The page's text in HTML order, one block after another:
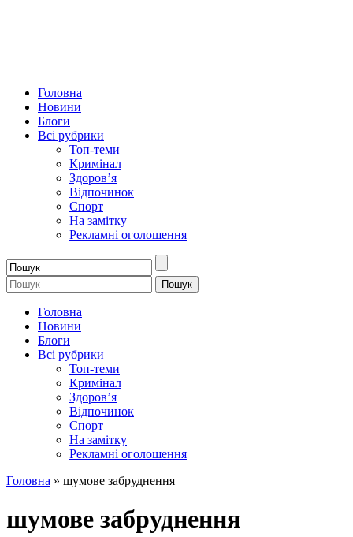
Головна
Новини
Блоги
Всі рубрики
Топ-теми
Кримінал
Здоров’я
Відпочинок
Спорт
На замітку
Рекламні оголошення
Головна
Новини
Блоги
Всі рубрики
Топ-теми
Кримінал
Здоров’я
Відпочинок
Спорт
На замітку
Рекламні оголошення
Головна » шумове забруднення
шумове забруднення